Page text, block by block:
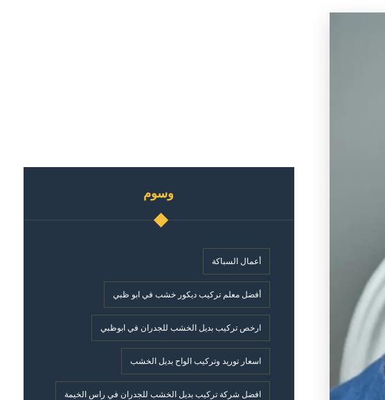
وسوم
أعمال السباكة
أفضل معلم تركيب ديكور خشب في ابو ظبي
ارخص تركيب بديل الخشب للجدران في ابوظبي
اسعار توريد وتركيب الواح بديل الخشب
افضل شركة تركيب بديل الخشب للجدران في راس الخيمة